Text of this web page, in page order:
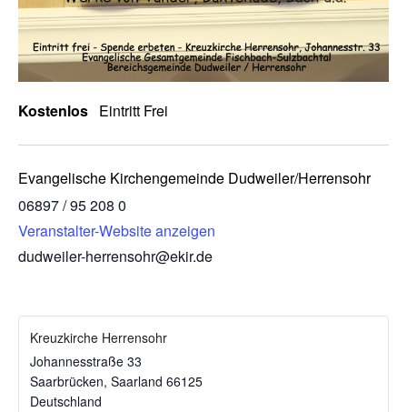
Kostenlos Eintritt Frei
Evangelische Kirchengemeinde Dudweiler/Herrensohr
06897 / 95 208 0
Veranstalter-Website anzeigen
dudweiler-herrensohr@ekir.de
Kreuzkirche Herrensohr
Johannesstraße 33
Saarbrücken, Saarland 66125
Deutschland